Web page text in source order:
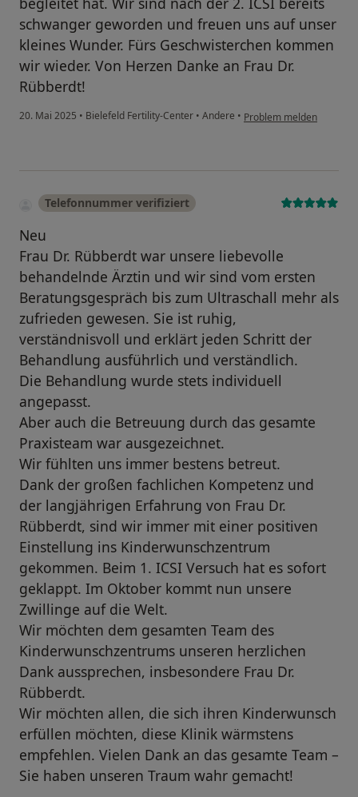
schwanger geworden und freuen uns auf unser
kleines Wunder. Fürs Geschwisterchen kommen
wir wieder. Von Herzen Danke an Frau Dr.
Rübberdt!
20. Mai 2025 • Bielefeld Fertility-Center • Andere • Problem melden
Telefonnummer verifiziert
Neu
Frau Dr. Rübberdt war unsere liebevolle
behandelnde Ärztin und wir sind vom ersten
Beratungsgespräch bis zum Ultraschall mehr als
zufrieden gewesen. Sie ist ruhig,
verständnisvoll und erklärt jeden Schritt der
Behandlung ausführlich und verständlich.
Die Behandlung wurde stets individuell
angepasst.
Aber auch die Betreuung durch das gesamte
Praxisteam war ausgezeichnet.
Wir fühlten uns immer bestens betreut.
Dank der großen fachlichen Kompetenz und
der langjährigen Erfahrung von Frau Dr.
Rübberdt, sind wir immer mit einer positiven
Einstellung ins Kinderwunschzentrum
gekommen. Beim 1. ICSI Versuch hat es sofort
geklappt. Im Oktober kommt nun unsere
Zwillinge auf die Welt.
Wir möchten dem gesamten Team des
Kinderwunschzentrums unseren herzlichen
Dank aussprechen, insbesondere Frau Dr.
Rübberdt.
Wir möchten allen, die sich ihren Kinderwunsch
erfüllen möchten, diese Klinik wärmstens
empfehlen. Vielen Dank an das gesamte Team –
Sie haben unseren Traum wahr gemacht!